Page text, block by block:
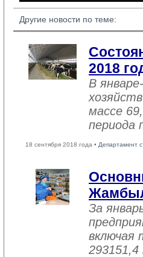
Другие новости по теме:
2018
В
массе
периода
18 сентября 2018 года • Департамент
За
включая